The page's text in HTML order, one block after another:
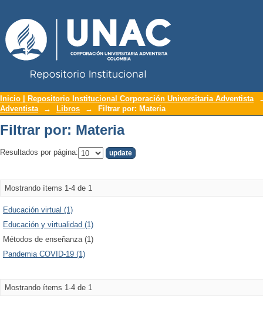
Filtrar por: Materia
Inicio | Repositorio Institucional Corporación Universitaria Adventista
Adventista
→ Libros → Filtrar por: Materia
Filtrar por: Materia
Resultados por página:
Mostrando ítems 1-4 de 1
Educación virtual (1)
Educación y virtualidad (1)
Métodos de enseñanza (1)
Pandemia COVID-19 (1)
Mostrando ítems 1-4 de 1